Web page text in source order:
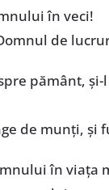
în veci!
de
pământ, și-
de munți, și
în viața